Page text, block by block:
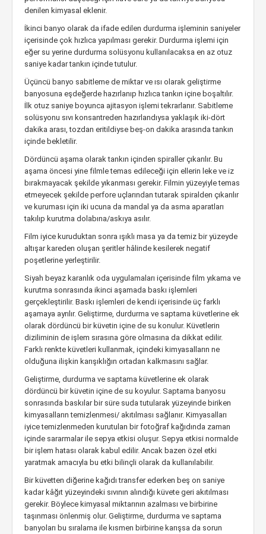
denilen kimyasal eklenir.
İkinci banyo olarak da ifade edilen durdurma işleminin saniyeler
içerisinde çok hızlıca yapılması gerekir. Durdurma işlemi için
eğer su yerine durdurma solüsyonu kullanılacaksa en az otuz
saniye kadar tankın içinde tutulur.
Üçüncü banyo sabitleme de miktar ve ısı olarak geliştirme
banyosuna eşdeğerde hazırlanıp hızlıca tankın içine boşaltılır.
İlk otuz saniye boyunca ajitasyon işlemi tekrarlanır. Sabitleme
solüsyonu sıvı konsantreden hazırlandıysa yaklaşık iki-dört
dakika arası, tozdan eritildiyse beş-on dakika arasında tankın
içinde bekletilir.
Dördüncü aşama olarak tankın içinden spiraller çıkarılır. Bu
aşama öncesi yine filmle temas edileceği için ellerin leke ve iz
bırakmayacak şekilde yıkanması gerekir. Filmin yüzeyiyle temas
etmeyecek şekilde perfore uçlarından tutarak spiralden çıkarılır
ve kuruması için iki ucuna da mandal ya da asma aparatları
takılıp kurutma dolabına/askıya asılır.
Film iyice kuruduktan sonra ışıklı masa ya da temiz bir yüzeyde
altışar kareden oluşan şeritler hâlinde kesilerek negatif
poşetlerine yerleştirilir.
Siyah beyaz karanlık oda uygulamaları içerisinde film yıkama ve
kurutma sonrasında ikinci aşamada baskı işlemleri
gerçekleştirilir. Baskı işlemleri de kendi içerisinde üç farklı
aşamaya ayrılır. Geliştirme, durdurma ve saptama küvetlerine ek
olarak dördüncü bir küvetin içine de su konulur. Küvetlerin
diziliminin de işlem sırasına göre olmasına da dikkat edilir.
Farklı renkte küvetleri kullanmak, içindeki kimyasalların ne
olduğuna ilişkin karışıklığın ortadan kalkmasını sağlar.
Geliştirme, durdurma ve saptama küvetlerine ek olarak
dördüncü bir küvetin içine de su koyulur. Saptama banyosu
sonrasında baskılar bir süre suda tutularak yüzeyinde biriken
kimyasalların temizlenmesi/ akıtılması sağlanır. Kimyasalları
iyice temizlenmeden kurutulan bir fotoğraf kağıdında zaman
içinde sararmalar ile sepya etkisi oluşur. Sepya etkisi normalde
bir işlem hatası olarak kabul edilir. Ancak bazen özel etki
yaratmak amacıyla bu etki bilinçli olarak da kullanılabilir.
Bir küvetten diğerine kağıdı transfer ederken beş on saniye
kadar kâğıt yüzeyindeki sıvının alındığı küvete geri akıtılması
gerekir. Böylece kimyasal miktarının azalması ve birbirine
taşınması önlenmiş olur. Geliştirme, durdurma ve saptama
banyoları bu sıralama ile kısmen birbirine karışsa da sorun